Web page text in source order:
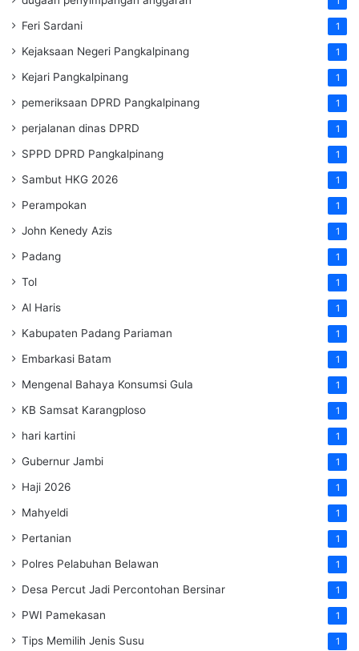
Feri Sardani 1
Kejaksaan Negeri Pangkalpinang 1
Kejari Pangkalpinang 1
pemeriksaan DPRD Pangkalpinang 1
perjalanan dinas DPRD 1
SPPD DPRD Pangkalpinang 1
Sambut HKG 2026 1
Perampokan 1
John Kenedy Azis 1
Padang 1
Tol 1
Al Haris 1
Kabupaten Padang Pariaman 1
Embarkasi Batam 1
Mengenal Bahaya Konsumsi Gula 1
KB Samsat Karangploso 1
hari kartini 1
Gubernur Jambi 1
Haji 2026 1
Mahyeldi 1
Pertanian 1
Polres Pelabuhan Belawan 1
Desa Percut Jadi Percontohan Bersinar 1
PWI Pamekasan 1
Tips Memilih Jenis Susu 1